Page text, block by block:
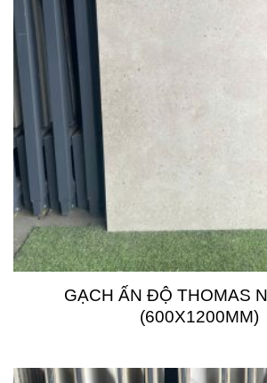
GẠCH ẤN ĐỘ THOMAS
(600X1200MM)